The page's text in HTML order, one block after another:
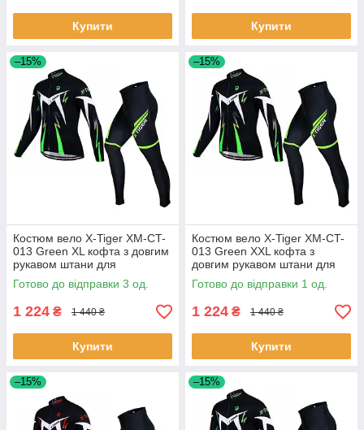
Купити Купити
–15%
Костюм вело X-Tiger XM-CT-
013 Green XL кофта з довгим
рукавом штани для
велосипедистів 3 шт.
Готово до відправки 3 од.
1 224 ₴ 1 440 ₴
Купити
–15%
Костюм вело X-Tiger XM-CT-
013 Green XXL кофта з
довгим рукавом штани для
велосипедистів 1 шт.
Готово до відправки 1 од.
1 224 ₴ 1 440 ₴
Купити
–15% –15%